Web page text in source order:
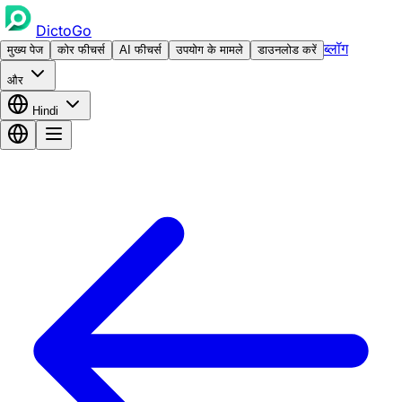
DictoGo
मुख्य पेज कोर फीचर्स AI फीचर्स उपयोग के मामले डाउनलोड करें ब्लॉग
और
Hindi